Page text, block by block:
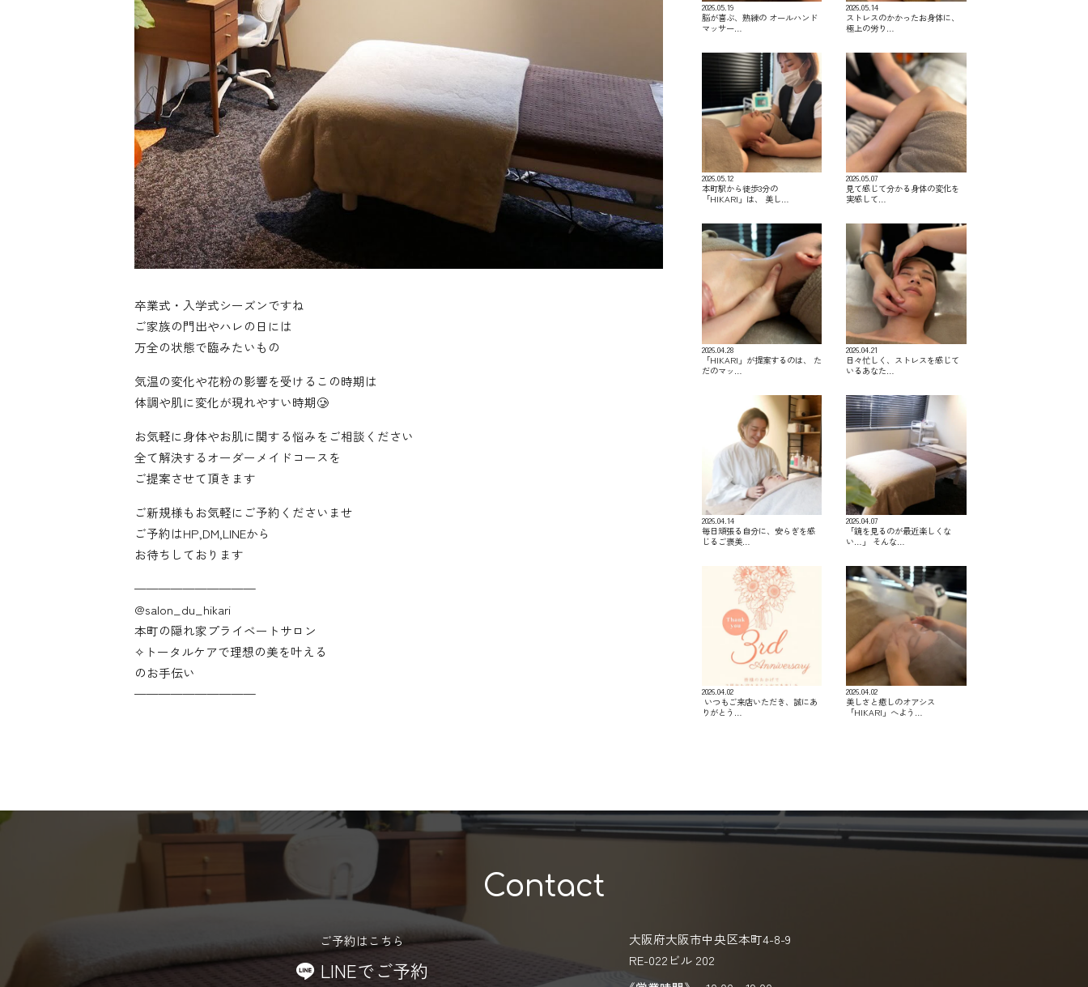
卒業式・入学式シーズンですね
ご家族の門出やハレの日には
万全の状態で臨みたいもの
気温の変化や花粉の影響を受けるこの時期は
体調や肌に変化が現れやすい時期🥲
お気軽に身体やお肌に関する悩みをご相談ください
全て解決するオーダーメイドコースを
ご提案させて頂きます
ご新規様もお気軽にご予約くださいませ
ご予約はHP,DM,LINEから
お待ちしております
——————————
@salon_du_hikari
本町の隠れ家プライベートサロン
✧︎トータルケアで理想の美を叶える
のお手伝い
——————————
2026.05.19
脳が喜ぶ、熟練の オールハンド
マッサー…
2026.05.14
ストレスのかかったお身体に、
極上の労り…
2026.05.12
本町駅から徒歩3分の
「HIKARI」は、 美し…
2026.05.07
見て感じて分かる身体の変化を
実感して…
2026.04.28
「HIKARI」が提案するのは、 た
だのマッ…
2026.04.21
日々忙しく、ストレスを感じて
いるあなた…
2026.04.14
毎日頑張る自分に、安らぎを感
じるご褒美…
2026.04.07
「鏡を見るのが最近楽しくな
い…」 そんな…
2026.04.02
⁡ いつもご来店いただき、誠にあ
りがとう…
2026.04.02
美しさと癒しのオアシス
「HIKARI」へよう…
Contact
ご予約はこちら
LINEでご予約
大阪府大阪市中央区本町4-8-9
RE-022ビル 202